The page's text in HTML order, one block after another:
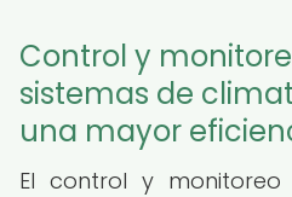
Control y
sistemas de
una mayor
El control y